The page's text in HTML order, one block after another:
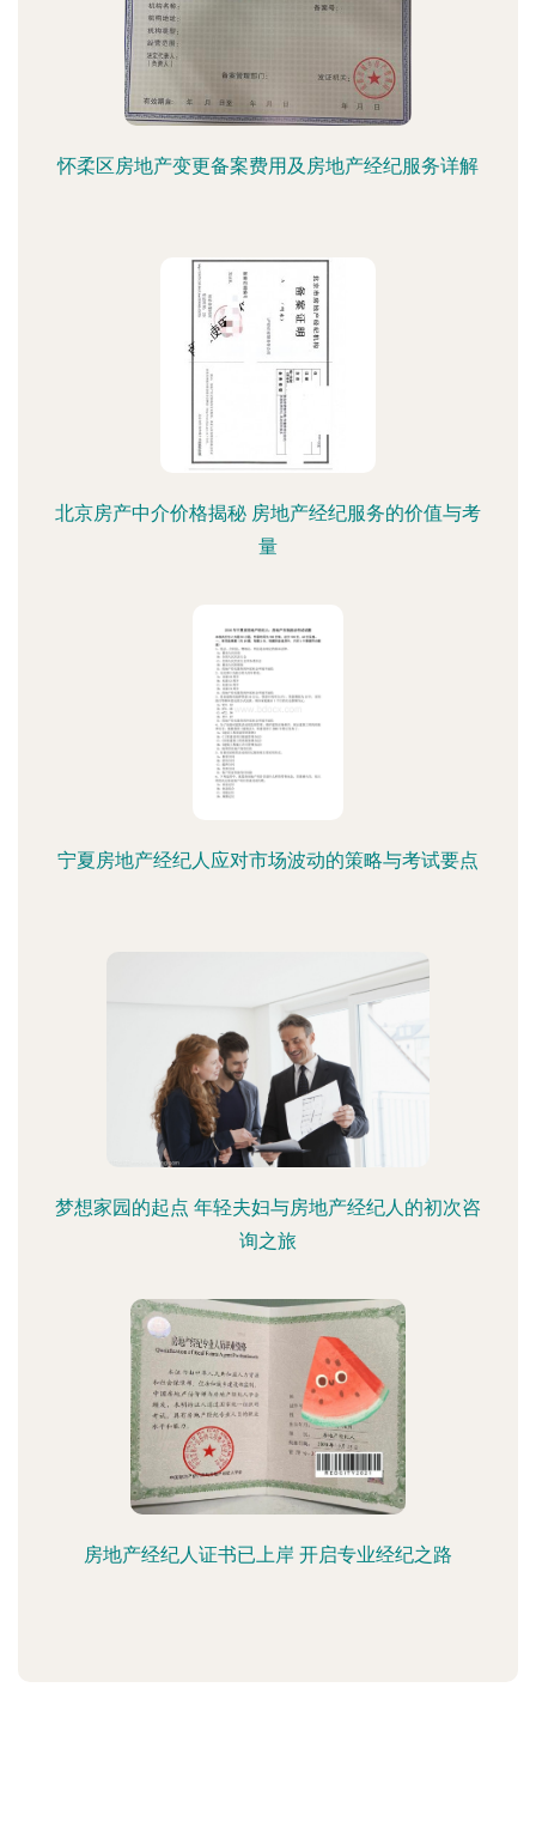
怀柔区房地产变更备案费用及房地产经纪服务详解
北京房产中介价格揭秘 房地产经纪服务的价值与考
量
宁夏房地产经纪人应对市场波动的策略与考试要点
梦想家园的起点 年轻夫妇与房地产经纪人的初次咨
询之旅
房地产经纪人证书已上岸 开启专业经纪之路